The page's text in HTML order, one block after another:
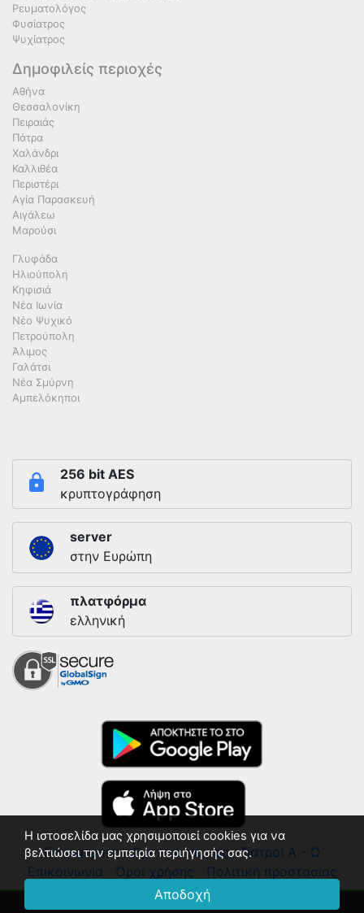
Ρευματολόγος
Φυσίατρος
Ψυχίατρος
Δημοφιλείς περιοχές
Αθήνα
Θεσσαλονίκη
Πειραιάς
Πάτρα
Χαλάνδρι
Καλλιθέα
Περιστέρι
Αγία Παρασκευή
Αιγάλεω
Μαρούσι
Γλυφάδα
Ηλιούπολη
Κηφισιά
Νέα Ιωνία
Νέο Ψυχικό
Πετρούπολη
Άλιμος
Γαλάτσι
Νέα Σμύρνη
Αμπελόκηποι
256 bit AES
κρυπτογράφηση
server
στην Ευρώπη
πλατφόρμα
ελληνική
Για γιατρούς Σχετικά με μας
Γιατροί Α - Ω
Επικοινωνία
Όροι χρήσης Πολιτική προστασίας
© 2018 - 2026 ΛΙΣΤΑ ΓΙΑΤΡΩΝ
Η ιστοσελίδα μας χρησιμοποιεί cookies για να
βελτιώσει την εμπειρία περιήγησής σας.
Αποδοχή